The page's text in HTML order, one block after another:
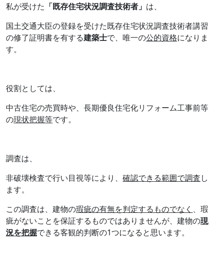
私が受けた 「既存住宅状況調査技術者」 は、
国土交通大臣の登録を受けた既存住宅状況調査技術者講習
の修了証明書を有する建築士で、唯一の公的資格になりま
す。
役割としては、
中古住宅の売買時や、長期優良住宅化リフォーム工事前等
の現状把握等です。
調査は、
非破壊検査で行い目視等により、 確認できる範囲で調査し
ます。
この調査は、建物の瑕疵の有無を判定するものでなく 、瑕
疵がないことを保証するものではありませんが、建物の現
況を把握できる客観的判断の1つになると思います。